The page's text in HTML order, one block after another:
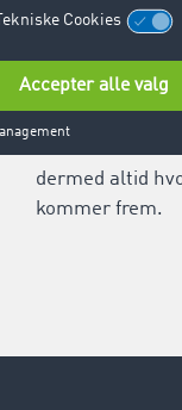
Del
Del dine
dermed altid
kommer frem.